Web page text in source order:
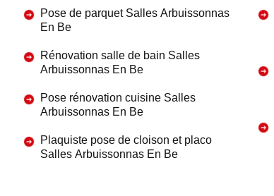
Pose de parquet Salles Arbuissonnas
En Be
Rénovation salle de bain Salles
Arbuissonnas En Be
Pose rénovation cuisine Salles
Arbuissonnas En Be
Plaquiste pose de cloison et placo
Salles Arbuissonnas En Be